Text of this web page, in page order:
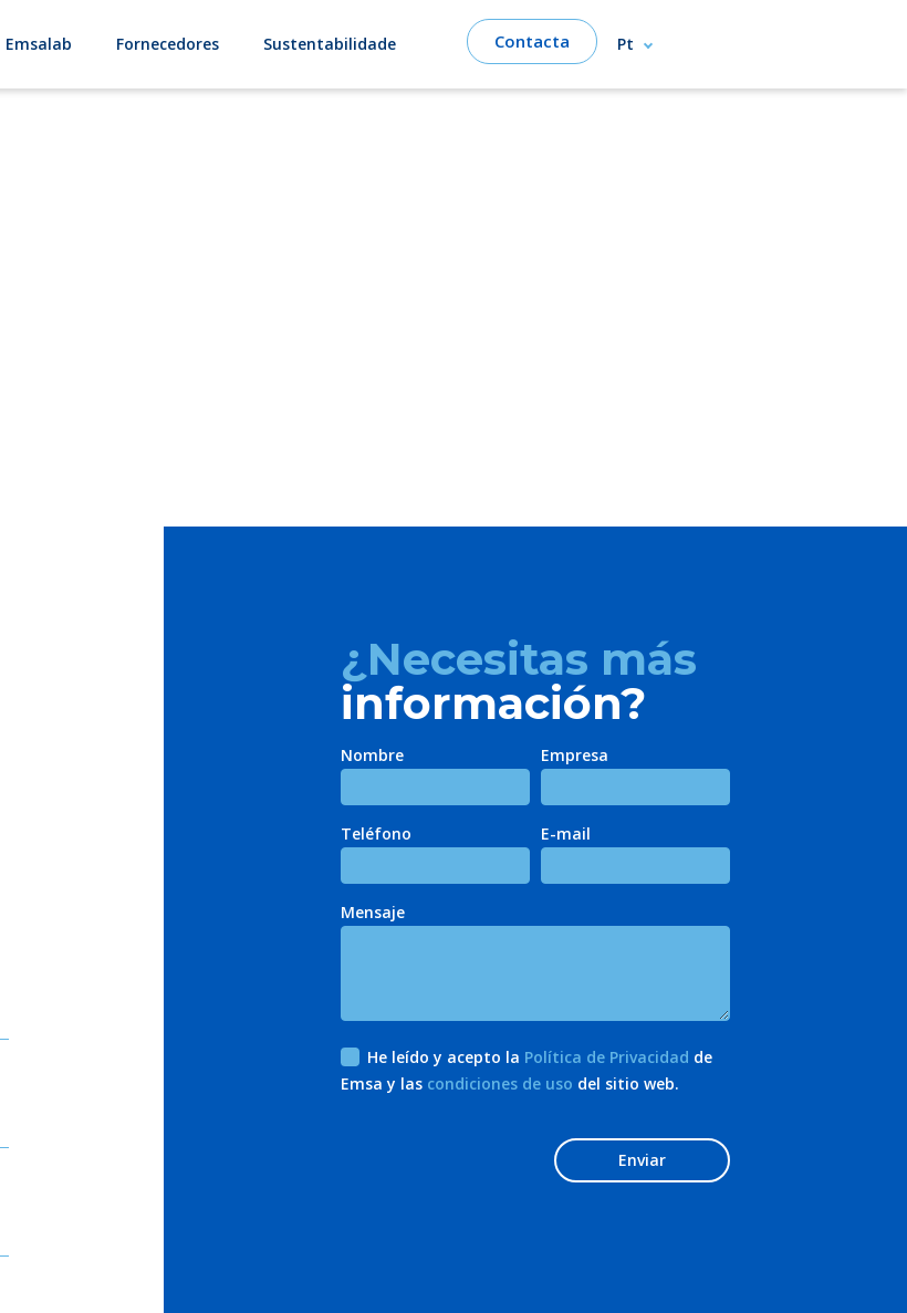
Emsalab Fornecedores Sustentabilidade Contacta Pt
¿Necesitas más
información?
Nombre Empresa
Teléfono E-mail
Mensaje
He leído y acepto la Política de Privacidad de
Emsa y las condiciones de uso del sitio web.
Enviar